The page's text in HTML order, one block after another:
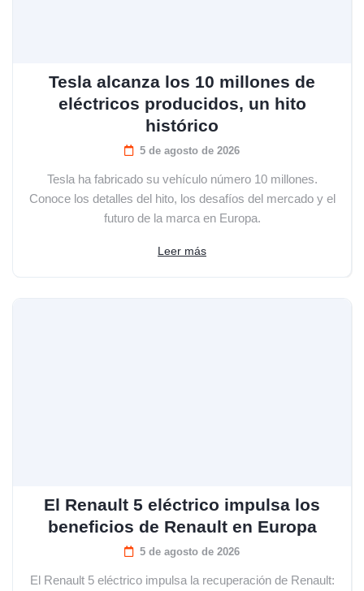
Tesla alcanza los 10 millones de
eléctricos producidos, un hito
histórico
5 de agosto de 2026
Tesla ha fabricado su vehículo número 10 millones.
Conoce los detalles del hito, los desafíos del mercado y el
futuro de la marca en Europa.
Leer más
El Renault 5 eléctrico impulsa los
beneficios de Renault en Europa
5 de agosto de 2026
El Renault 5 eléctrico impulsa la recuperación de Renault: